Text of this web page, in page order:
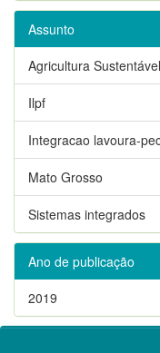
Assunto
Agricultura Sustentável
Ilpf
Integracao lavoura-
Mato Grosso
Sistemas integrados
Ano de publicação
2019